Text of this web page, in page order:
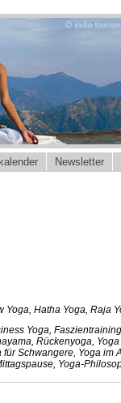
Newsletter
Yoga, Hatha Yoga, Raja
Yoga,
Rückenyoga,
Schwangere, Yoga im
Yoga-